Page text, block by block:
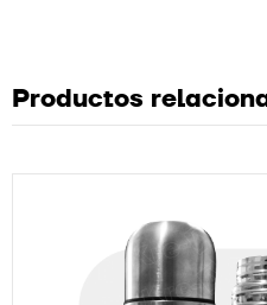
Productos